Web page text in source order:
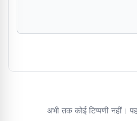
अभी तक कोई टिप्पणी नहीं।